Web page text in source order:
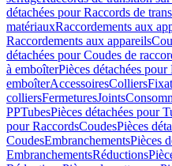
détachées pour Raccords de
matériauxRaccordements aux
Raccordements aux appareils
détachées pour Coudes de
à emboîterPièces détachées
emboîterAccessoiresColliers
colliersFermeturesJoints
PPTubesPièces détachées pour
pour RaccordsCoudesPièces
CoudesEmbranchementsPièces
EmbranchementsRéductions